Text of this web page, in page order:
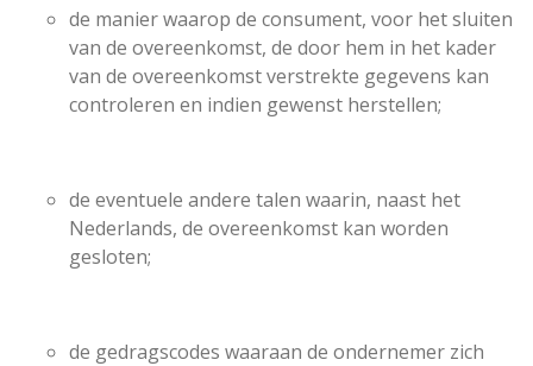
de manier waarop de consument, voor het sluiten
van de overeenkomst, de door hem in het kader
van de overeenkomst verstrekte gegevens kan
controleren en indien gewenst herstellen;
de eventuele andere talen waarin, naast het
Nederlands, de overeenkomst kan worden
gesloten;
de gedragscodes waaraan de ondernemer zich